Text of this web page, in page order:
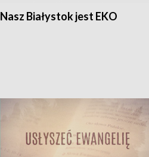
Nasz Białystok jest EKO